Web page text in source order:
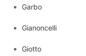
Garbo
Gianoncelli
Giotto